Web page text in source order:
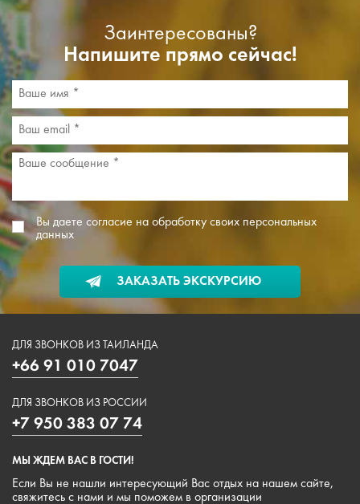
Заинтересованы?
Напишите прямо сейчас!
Вы даете согласие на обработку своих персональных
данных
ЗАКАЗАТЬ ЭКСКУРСИЮ
ДЛЯ ЗВОНКОВ ИЗ ТАИЛАНДА
+66 91 010 7047
ДЛЯ ЗВОНКОВ ИЗ РОССИИ
+7 950 383 07 74
МЫ ЖДЕМ ВАС В ГОСТИ!
Если Вы не нашли интересующий Вас отдых на нашем сайте,
свяжитесь с нами и мы поможем в организации